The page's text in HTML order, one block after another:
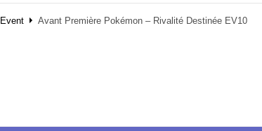
Event Avant Première Pokémon – Rivalité Destinée EV10